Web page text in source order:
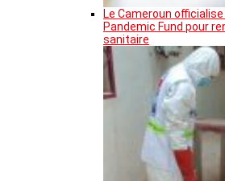
Le Cameroun
Pandemic Fund pour
sanitaire